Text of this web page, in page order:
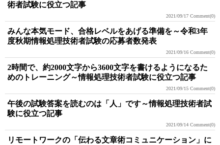
術者試験に役立つ記事
2021/09/17 Comment(0)
みんな本気モード、合格レベルをあげる準備を～令和3年
度秋期情報処理技術者試験の応募者数発表
2021/09/16 Comment(0)
2時間で、約2000文字から3600文字を書けるようになるた
めのトレーニング～情報処理技術者試験に役立つ記事
2021/09/15 Comment(0)
午後の試験答案を読むのは「人」です～情報処理技術者試
験に役立つ記事
2021/09/14 Comment(0)
リモートワークの「伝わる文章術コミュニケーション」に